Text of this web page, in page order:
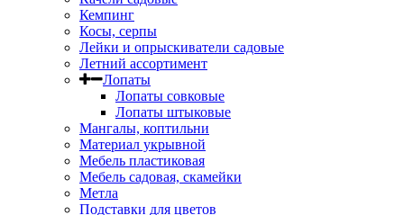
Кемпинг
Косы, серпы
Лейки и опрыскиватели садовые
Летний ассортимент
Лопаты
Лопаты совковые
Лопаты штыковые
Мангалы, коптильни
Материал укрывной
Мебель пластиковая
Мебель садовая, скамейки
Метла
Подставки для цветов